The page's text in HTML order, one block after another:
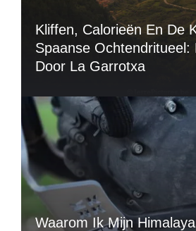
Kliffen, Calorieën En De
Spaanse Ochtendritueel:
Door La Garrotxa
Waarom Ik Mijn